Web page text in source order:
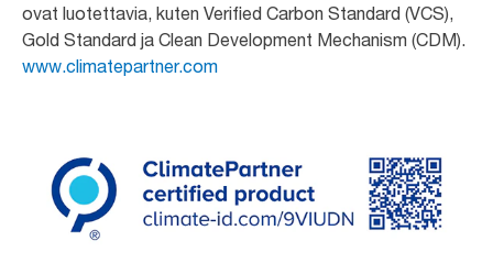
ovat luotettavia, kuten Verified Carbon Standard (VCS),
Gold Standard ja Clean Development Mechanism (CDM).
www.climatepartner.com